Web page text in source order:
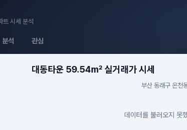
트 시세 분석
분석 관심
대동타운 59.54m² 실거래가 시세
부산 동래구 온천
데이터를 불러오지 못